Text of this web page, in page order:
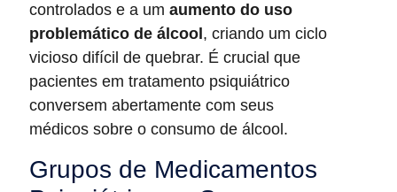
controlados e a um aumento do uso
problemático de álcool , criando um ciclo
vicioso difícil de quebrar. É crucial que
pacientes em tratamento psiquiátrico
conversem abertamente com seus
médicos sobre o consumo de álcool.
Grupos de Medicamentos